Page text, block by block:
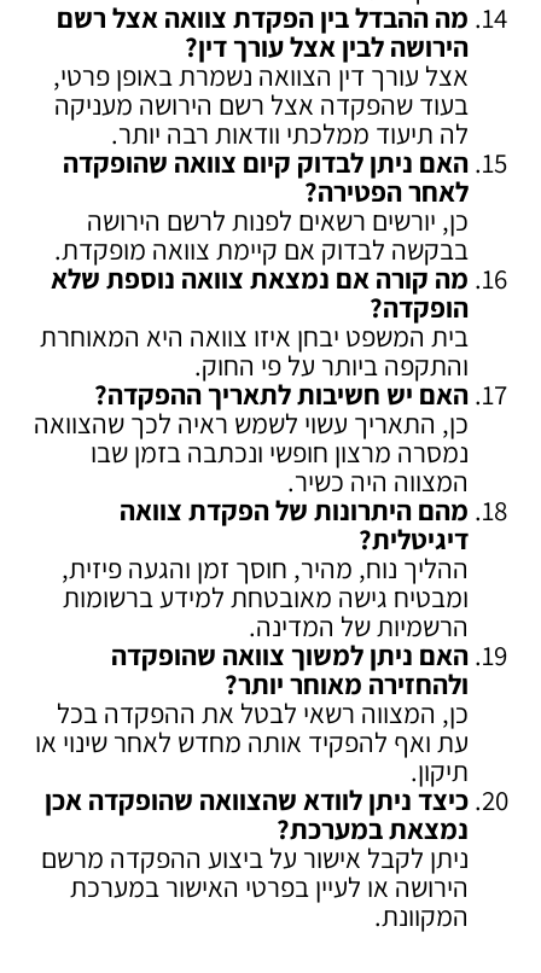
מה ההבדל בין הפקדת צוואה אצל רשם
הירושה לבין אצל עורך דין?
אצל עורך דין הצוואה נשמרת באופן פרטי,
בעוד שהפקדה אצל רשם הירושה מעניקה
לה תיעוד ממלכתי וודאות רבה יותר.
האם ניתן לבדוק קיום צוואה שהופקדה
לאחר הפטירה?
כן, יורשים רשאים לפנות לרשם הירושה
בבקשה לבדוק אם קיימת צוואה מופקדת.
מה קורה אם נמצאת צוואה נוספת שלא
הופקדה?
בית המשפט יבחן איזו צוואה היא המאוחרת
והתקפה ביותר על פי החוק.
האם יש חשיבות לתאריך ההפקדה?
כן, התאריך עשוי לשמש ראיה לכך שהצוואה
נמסרה מרצון חופשי ונכתבה בזמן שבו
המצווה היה כשיר.
מהם היתרונות של הפקדת צוואה
דיגיטלית?
ההליך נוח, מהיר, חוסך זמן והגעה פיזית,
ומבטיח גישה מאובטחת למידע ברשומות
הרשמיות של המדינה.
האם ניתן למשוך צוואה שהופקדה
ולהחזירה מאוחר יותר?
כן, המצווה רשאי לבטל את ההפקדה בכל
עת ואף להפקיד אותה מחדש לאחר שינוי או
תיקון.
כיצד ניתן לוודא שהצוואה שהופקדה אכן
נמצאת במערכת?
ניתן לקבל אישור על ביצוע ההפקדה מרשם
הירושה או לעיין בפרטי האישור במערכת
המקוונת.